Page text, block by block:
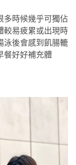
多時候幾乎可獨佔
較易疲累或出現時
泳後會感到飢腸轆
餐好好補充體